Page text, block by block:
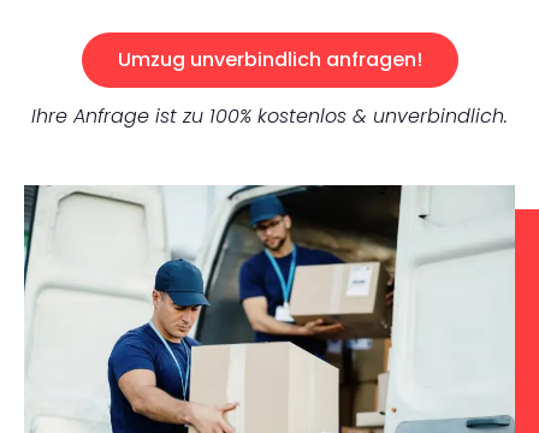
Umzug unverbindlich anfragen!
Ihre Anfrage ist zu 100% kostenlos & unverbindlich.